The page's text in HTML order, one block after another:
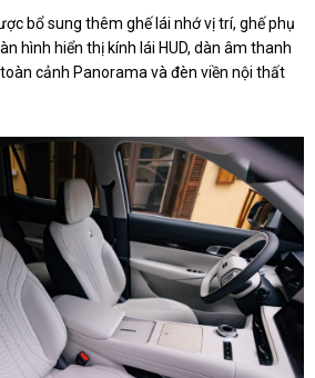
bổ sung thêm ghế lái nhớ vị trí, ghế phụ
hình hiển thị kính lái HUD, dàn âm thanh
cảnh Panorama và đèn viền nội thất